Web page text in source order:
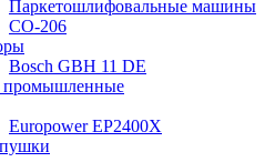
Паркетошлифовальные машины
СО-206
Bosch GBH 11 DE
Europower EP2400X